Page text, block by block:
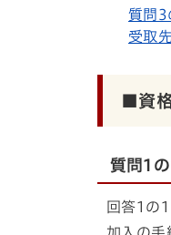
質問3
受取
■資
質問1
回答1の1